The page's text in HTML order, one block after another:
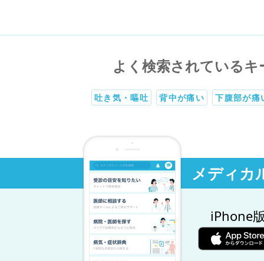
よく検索されているキ
吐き気・嘔吐 背中が痛い 下腹部が痛
メディカ
iPhone